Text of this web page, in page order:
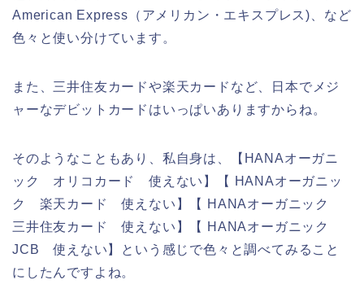
American Express（アメリカン・エキスプレス)、など
色々と使い分けています。
また、三井住友カードや楽天カードなど、日本でメジ
ャーなデビットカードはいっぱいありますからね。
そのようなこともあり、私自身は、【HANAオーガニ
ック オリコカード 使えない】【 HANAオーガニッ
ク 楽天カード 使えない】【 HANAオーガニック
三井住友カード 使えない】【 HANAオーガニック
JCB 使えない】という感じで色々と調べてみること
にしたんですよね。